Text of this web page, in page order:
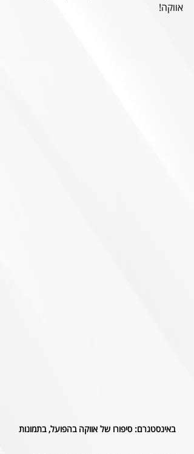
אווקה!
באינסטגרם: סיפורו של אווקה בהפועל, בתמונות